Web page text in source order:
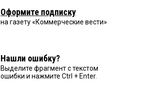
Оформите подписку
на газету «Коммерческие вести»
Нашли ошибку?
Выделите фрагмент с текстом
ошибки и нажмите Ctrl + Enter.